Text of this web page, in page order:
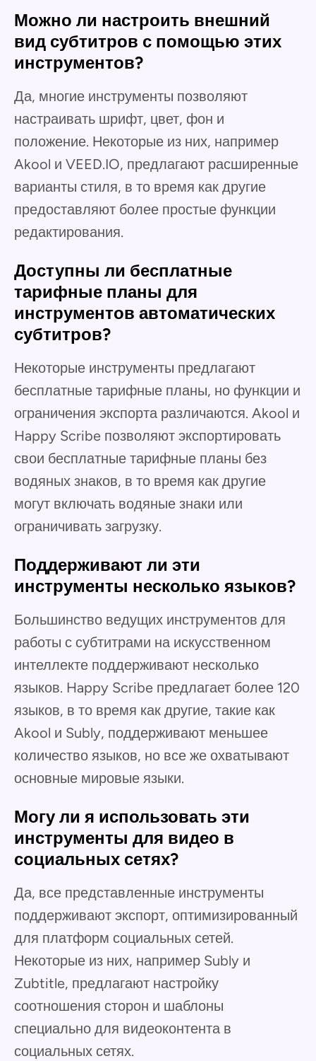
Можно ли настроить внешний
вид субтитров с помощью этих
инструментов?
Да, многие инструменты позволяют
настраивать шрифт, цвет, фон и
положение. Некоторые из них, например
Akool и VEED.IO, предлагают расширенные
варианты стиля, в то время как другие
предоставляют более простые функции
редактирования.
Доступны ли бесплатные
тарифные планы для
инструментов автоматических
субтитров?
Некоторые инструменты предлагают
бесплатные тарифные планы, но функции и
ограничения экспорта различаются. Akool и
Happy Scribe позволяют экспортировать
свои бесплатные тарифные планы без
водяных знаков, в то время как другие
могут включать водяные знаки или
ограничивать загрузку.
Поддерживают ли эти
инструменты несколько языков?
Большинство ведущих инструментов для
работы с субтитрами на искусственном
интеллекте поддерживают несколько
языков. Happy Scribe предлагает более 120
языков, в то время как другие, такие как
Akool и Subly, поддерживают меньшее
количество языков, но все же охватывают
основные мировые языки.
Могу ли я использовать эти
инструменты для видео в
социальных сетях?
Да, все представленные инструменты
поддерживают экспорт, оптимизированный
для платформ социальных сетей.
Некоторые из них, например Subly и
Zubtitle, предлагают настройку
соотношения сторон и шаблоны
специально для видеоконтента в
социальных сетях.